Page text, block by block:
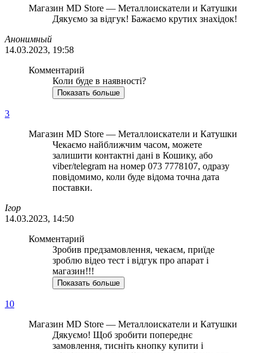
Магазин MD Store — Металлоискатели и Катушки
Дякуємо за відгук! Бажаємо крутих знахідок!
Анонимный
14.03.2023, 19:58
Комментарий
Коли буде в наявності?
Показать больше
3
Магазин MD Store — Металлоискатели и Катушки
Чекаємо найближчим часом, можете
залишити контактні дані в Кошику, або
viber/telegram на номер 073 7778107, одразу
повідомимо, коли буде відома точна дата
поставки.
Ігор
14.03.2023, 14:50
Комментарий
Зробив предзамовлення, чекаєм, приїде
зроблю відео тест і відгук про апарат і
магазин!!!
Показать больше
10
Магазин MD Store — Металлоискатели и Катушки
Дякуємо! Щоб зробити попереднє
замовлення, тисніть кнопку купити і